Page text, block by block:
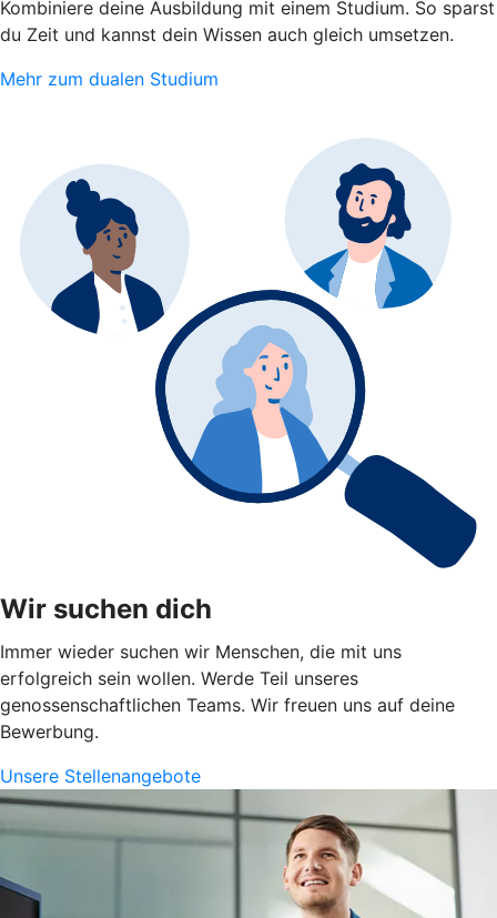
Kombiniere deine Ausbildung mit einem Studium. So sparst
du Zeit und kannst dein Wissen auch gleich umsetzen.
Mehr zum dualen Studium
Wir suchen dich
Immer wieder suchen wir Menschen, die mit uns
erfolgreich sein wollen. Werde Teil unseres
genossenschaftlichen Teams. Wir freuen uns auf deine
Bewerbung.
Unsere Stellenangebote